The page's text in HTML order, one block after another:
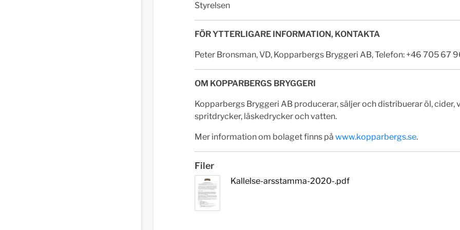
Styrelsen
FÖR YTTERLIGARE INFORMATION, KONTAKTA
Peter Bronsman, VD, Kopparbergs Bryggeri AB, Telefon: +46 705 67
OM KOPPARBERGS BRYGGERI
Kopparbergs Bryggeri AB producerar, säljer och distribuerar öl, cider,
spritdrycker, läskedrycker och vatten.
Mer information om bolaget finns på www.kopparbergs.se.
Filer
Kallelse-arsstamma-2020-.pdf